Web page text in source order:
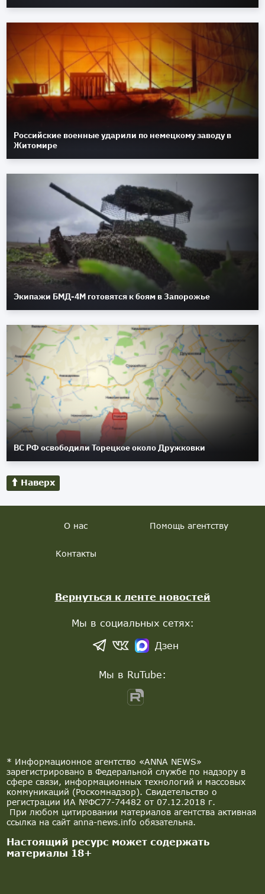
Российские военные ударили по немецкому заводу в
Житомире
Экипажи БМД-4М готовятся к боям в Запорожье
ВС РФ освободили Торецкое около Дружковки
Наверх
* Информационное агентство «ANNA NEWS»
зарегистрировано в Федеральной службе по надзору в
сфере связи, информационных технологий и массовых
коммуникаций (Роскомнадзор). Свидетельство о
регистрации ИА №ФС77-74482 от 07.12.2018 г.
При любом цитировании материалов агентства активная
ссылка на сайт anna-news.info обязательна.
Настоящий ресурс может содержать
материалы 18+
О нас Помощь агентству
Контакты
Вернуться к ленте новостей
Мы в социальных сетях:
Дзен
Мы в RuTube: